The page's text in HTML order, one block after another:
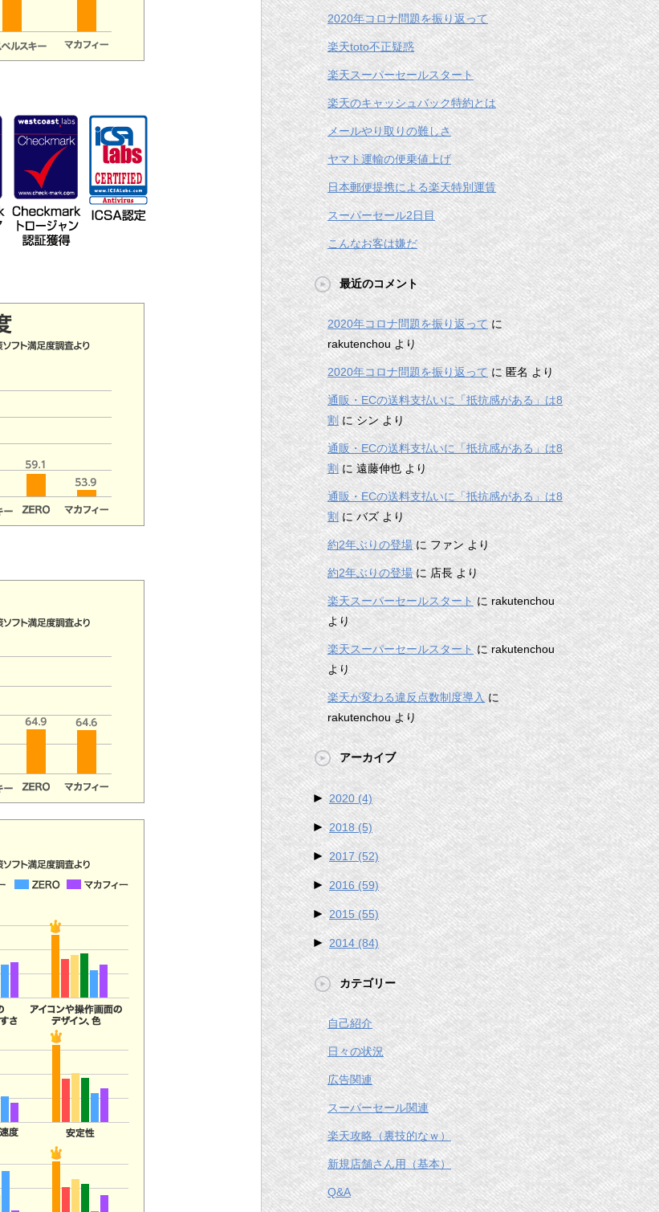
2020年コロナ問題を振り返って
楽天toto不正疑惑
楽天スーパーセールスタート
楽天のキャッシュバック特約とは
メールやり取りの難しさ
ヤマト運輸の便乗値上げ
日本郵便提携による楽天特別運賃
スーパーセール2日目
こんなお客は嫌だ
最近のコメント
2020年コロナ問題を振り返って に
rakutenchou より
2020年コロナ問題を振り返って に 匿名 より
通販・ECの送料支払いに「抵抗感がある」は8
割にシンより
通販・ECの送料支払いに「抵抗感がある」は8
割に遠藤伸也より
通販・ECの送料支払いに「抵抗感がある」は8
割 にバズ より
約2年ぶりの登場 にファンより
約2年ぶりの登場に 店長より
楽天スーパーセールスタート に rakutenchou
より
楽天スーパーセールスタート にrakutenchou
より
楽天が変わる違反点数制度導入 に
rakutenchouより
アーカイブ
► 2020(4)
► 2018(5)
► 2017 (52)
► 2016(59)
► 2015(55)
► 2014 (84)
カテゴリー
自己紹介
日々の状況
広告関連
スーパーセール関連
楽天攻略（裏技的なｗ）
新規店舗さん用（基本）
Q&A